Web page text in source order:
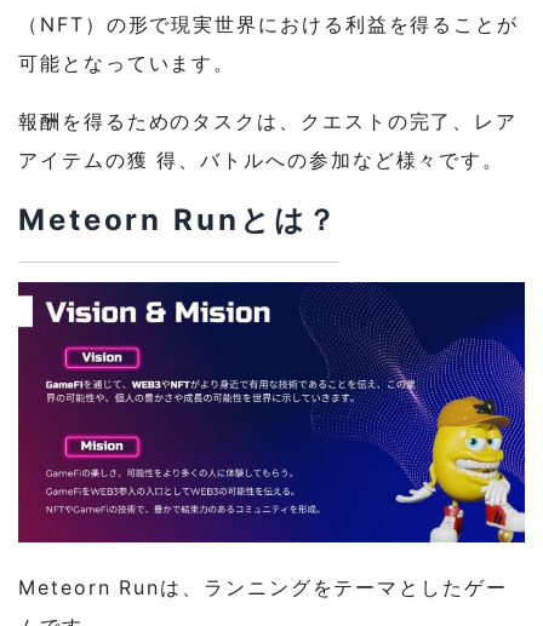
（NFT）の形で現実世界における利益を得ることが
可能となっています。
報酬を得るためのタスクは、クエストの完了、レア
アイテムの獲 得、バトルへの参加など様々です。
Meteorn Runとは？
Meteorn Runは、ランニングをテーマとしたゲー